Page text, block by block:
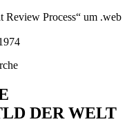
Review Process“ um .web
DER WELT